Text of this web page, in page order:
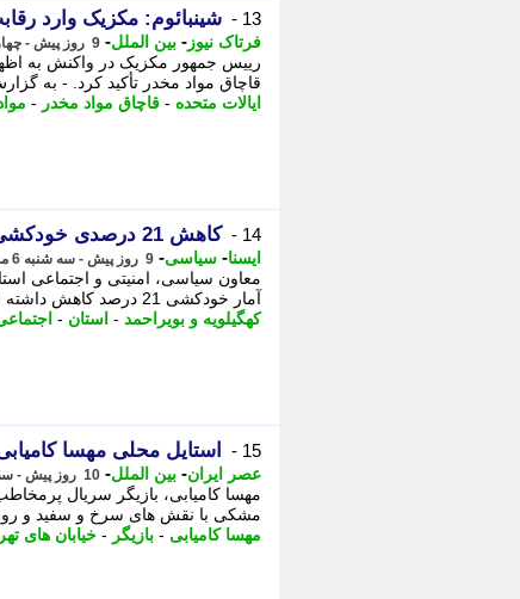
13 - شینبائوم: مکزیک وارد
فرتاک نیوز - بین الملل- 9 روز پیش - چهارشنبه 7 مرداد 1405، 11:45
رییس جمهور مکزیک در واکنش به
قاچاق مواد مخدر تأکید کرد. - به
ایالات متحده - قاچاق مواد مخدر -
14 - کاهش 21 درصدی خودکشی در کهگیلویه و بویراحمد در سال 1404
ایسنا- سیاسی- 9 روز پیش - سه شنبه 6 مرداد 1405، 21:50
آمار خودکشی 21 درصد کاهش داشته است. - فتاح محمدی شامگاه سه شنبه ششم مرداد در نشست ...
کهگیلویه و بویراحمد - استان -
15 - استایل محلی مهسا
عصر ایران- بین الملل- 10 روز پیش - سه شنبه 6 مرداد 1405، 11:55
مهسا کامیابی، بازیگر سریال
مشکی با نقش های سرخ و سفید و
مهسا کامیابی - بازیگر - خیابان های